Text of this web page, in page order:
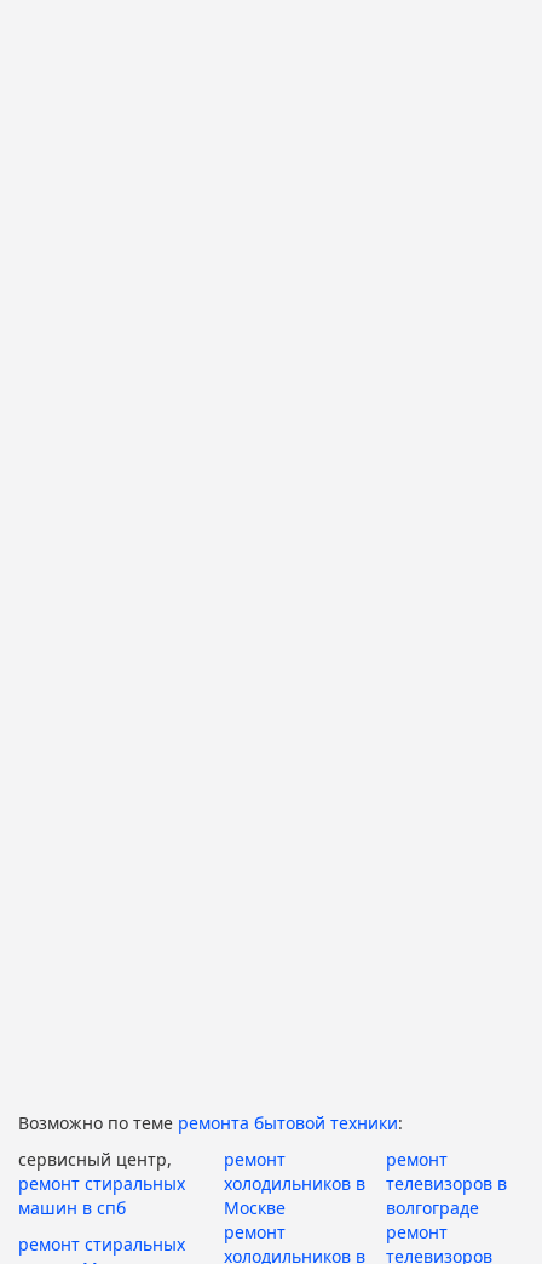
Возможно по теме ремонта бытовой техники:
сервисный центр,
ремонт стиральных
машин в спб
ремонт
холодильников в
Москве
ремонт
телевизоров в
волгограде
ремонт стиральных
ремонт
холодильников в
ремонт
телевизоров